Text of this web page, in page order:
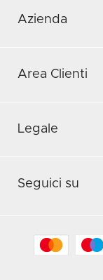
Azienda
Area Clienti
Legale
Seguici su